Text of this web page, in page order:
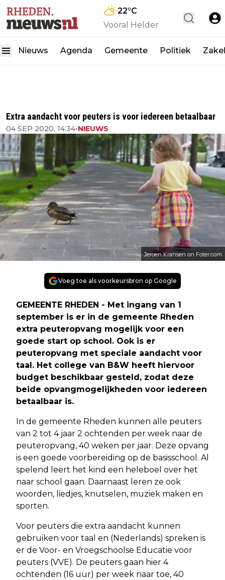
22°C
Vooral Helder
Nieuws Agenda Gemeente Politiek
Extra aandacht voor peuters is voor iedereen betaalbaar
04 SEP 2020, 14:34•NIEUWS
Jeroen Kransen on Foter.com
Voeg toe als voorkeursbron op Google
GEMEENTE RHEDEN - Met ingang van 1
september is er in de gemeente Rheden
extra peuteropvang mogelijk voor een
goede start op school. Ook is er
peuteropvang met speciale aandacht voor
taal. Het college van B&W heeft hiervoor
budget beschikbaar gesteld, zodat deze
beide opvangmogelijkheden voor iedereen
betaalbaar is.
In de gemeente Rheden kunnen alle peuters
van 2 tot 4 jaar 2 ochtenden per week naar de
peuteropvang, 40 weken per jaar. Deze opvang
is een goede voorbereiding op de basisschool. Al
spelend leert het kind een heleboel over het
naar school gaan. Daarnaast leren ze ook
woorden, liedjes, knutselen, muziek maken en
sporten.
Voor peuters die extra aandacht kunnen
gebruiken voor taal en (Nederlands) spreken is
er de Voor- en Vroegschoolse Educatie voor
peuters (VVE). De peuters gaan hier 4
ochtenden (16 uur) per week naar toe, 40